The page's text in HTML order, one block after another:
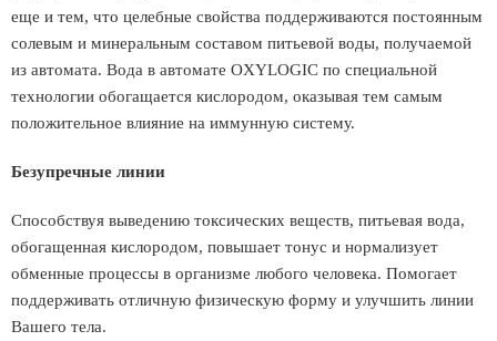
еще и тем, что целебные свойства поддерживаются постоянным
солевым и минеральным составом питьевой воды, получаемой
из автомата. Вода в автомате OXYLOGIC по специальной
технологии обогащается кислородом, оказывая тем самым
положительное влияние на иммунную систему.
Безупречные линии
Способствуя выведению токсических веществ, питьевая вода,
обогащенная кислородом, повышает тонус и нормализует
обменные процессы в организме любого человека. Помогает
поддерживать отличную физическую форму и улучшить линии
Вашего тела.